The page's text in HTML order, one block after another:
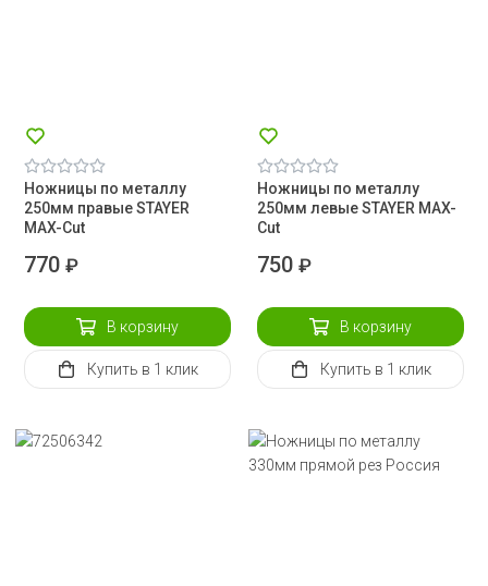
Ножницы по металлу
250мм правые STAYER
MAX-Cut
770 ₽
В корзину
Купить в 1 клик
Ножницы по металлу
250мм левые STAYER MAX-
Cut
750₽
В корзину
Купить в 1 клик